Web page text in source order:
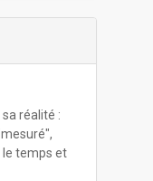
réalité :
le temps et